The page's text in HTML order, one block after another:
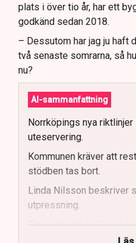
plats i över tio år, har ett
godkänd sedan 2018.
– Dessutom har jag ju haft
två senaste somrarna, så
nu?
AI-sammanfattning
Norrköpings nya
uteservering.
Kommunen kräver att
stödben tas bort.
Linda Nilsson beskriver
utpressning.
Flera krögare kritiserar